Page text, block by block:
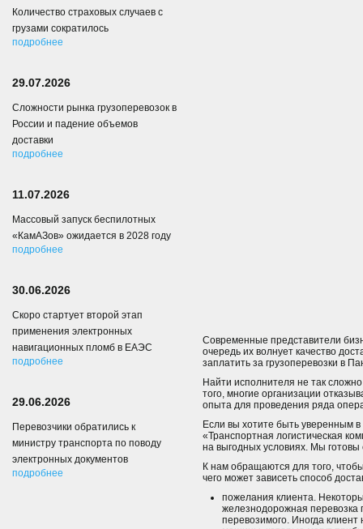
Современные представители
очередь их волнует качество
заплатить за грузоперевозки в
Найти исполнителя не так
того, многие организации
опыта для проведения ряда
Если вы хотите быть уверенным
«Транспортная логистическая
на выгодных условиях. Мы готовы
К нам обращаются для того,
чего может зависеть способ
пожелания клиента.
железнодорожная перевозка
перевозимого. Иногда
Количество страховых случаев с
грузами сократилось
подробнее
29.07.2026
Сложности рынка грузоперевозок в
России и падение объемов
доставки
подробнее
11.07.2026
Массовый запуск беспилотных
«КамАЗов» ожидается в 2028 году
подробнее
30.06.2026
Скоро стартует второй этап
применения электронных
навигационных пломб в ЕАЭС
подробнее
29.06.2026
Перевозчики обратились к
министру транспорта по поводу
электронных документов
подробнее